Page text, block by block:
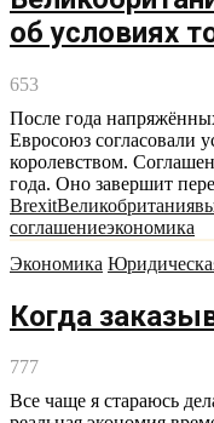
об условиях
653
После года
Евросоюз согласовали
королевством.
года. Оно завершит
BrexitВеликобритания
соглашениеэкономика
Экономика
Когда
777
Все чаще я стараюсь